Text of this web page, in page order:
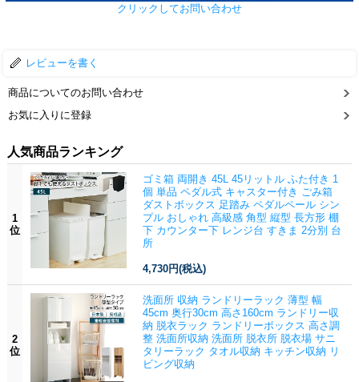
クリックしてお問い合わせ
レビューを書く
商品についてのお問い合わせ
お気に入りに登録
人気商品ランキング
1
位
ゴミ箱 両開き 45L 45リットル ふた付き 1
個 単品 ペダル式 キャスター付き ごみ箱
ダストボックス 足踏み ペダルペール シン
プル おしゃれ 高級感 角型 縦型 長方形 棚
下 カウンター下 レンジ台 すきま 2分別 台
所
4,730円(税込)
2
位
洗面所 収納 ランドリーラック 薄型 幅
45cm 奥行30cm 高さ160cm ランドリー収
納 脱衣ラック ランドリーボックス 高さ調
整 洗面所収納 洗面所 脱衣所 脱衣場 サニ
タリーラック タオル収納 キッチン収納 リ
ビング収納